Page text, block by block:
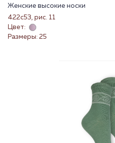
Женские высокие носки
422с53, рис. 11
Цвет:
Размеры: 25